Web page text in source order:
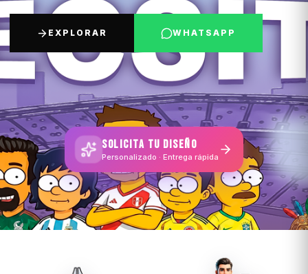
EXPLORAR WHATSAPP
SOLICITA TU DISEÑO
Personalizado · Entrega rápida